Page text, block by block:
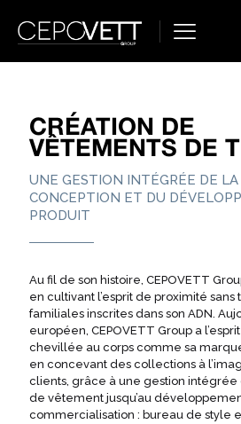
CRÉATION DE
VÊTEMENTS DE
UNE GESTION INTÉGRÉE DE LA
CONCEPTION ET DU
PRODUIT
Au fil de son histoire, CEPOVETT
en cultivant l’esprit de proximité sans
familiales inscrites dans son ADN.
européen, CEPOVETT Group a
chevillée au corps comme sa
en concevant des collections à
clients, grâce à une gestion intégrée
de vêtement jusqu’au
commercialisation : bureau de style